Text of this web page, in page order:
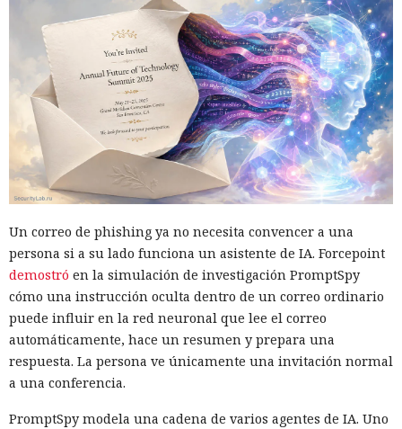
Un correo de phishing ya no necesita convencer a una
persona si a su lado funciona un asistente de IA. Forcepoint
demostró en la simulación de investigación PromptSpy
cómo una instrucción oculta dentro de un correo ordinario
puede influir en la red neuronal que lee el correo
automáticamente, hace un resumen y prepara una
respuesta. La persona ve únicamente una invitación normal
a una conferencia.
PromptSpy modela una cadena de varios agentes de IA. Uno